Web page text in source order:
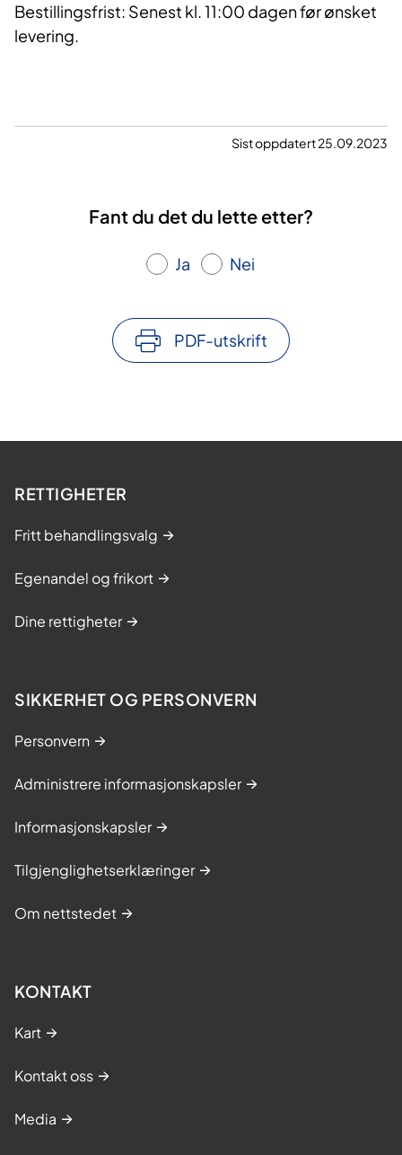
Bestillingsfrist: Senest kl. 11:00 dagen før ønsket
levering.
Sist oppdatert 25.09.2023
Fant du det du lette etter?
Ja Nei
PDF-utskrift
RETTIGHETER
Fritt behandlingsvalg
Egenandel og frikort
Dine rettigheter
SIKKERHET OG PERSONVERN
Personvern
Administrere informasjonskapsler
Informasjonskapsler
Tilgjenglighetserklæringer
Om nettstedet
KONTAKT
Kart
Kontakt oss
Media